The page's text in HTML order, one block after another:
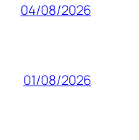
04/08/2026
01/08/2026